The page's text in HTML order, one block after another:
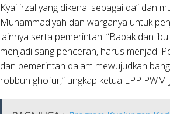
Kyai irzal yang dikenal sebagai da’i dan
Muhammadiyah dan warganya untuk
lainnya serta pemerintah. “Bapak dan
menjadi sang pencerah, harus menjadi
dan pemerintah dalam mewujudkan
robbun ghofur,” ungkap ketua LPP